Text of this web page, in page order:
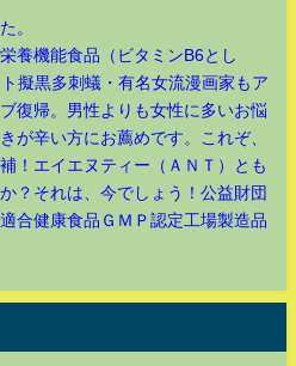
。
養機能食品（ビタミンB6とし
擬黒多刺蟻・有名女流漫画家もア
復帰。男性よりも女性に多いお悩
が辛い方にお薦めです。これぞ、
！エイエヌティー（ＡＮＴ）とも
？それは、今でしょう！公益財団
合健康食品ＧＭＰ認定工場製造品